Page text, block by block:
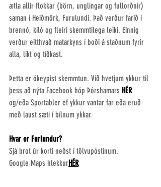
ætla allir flokkar (börn, unglingar og fullorðnir)
saman í Heiðmörk, Furulundi. Það verður farið í
brennó, kíló og fleiri skemmtilega leiki. Einnig
verður eitthvað matarkyns í boði á staðnum fyrir
alla, líkt og tíðkast.
Þetta er ókeypist skemmtun. Við hvetjum ykkur til
þess að nýta Facebook hóp Þórshamars HÉR
og/eða Sportabler ef ykkur vantar far eða eruð
með laust sæti í bílnum ykkar.
Hvar er Furlundur?
Sjá brot úr korti neðst í tölvupóstinum.
Google Maps hlekkurHÉR